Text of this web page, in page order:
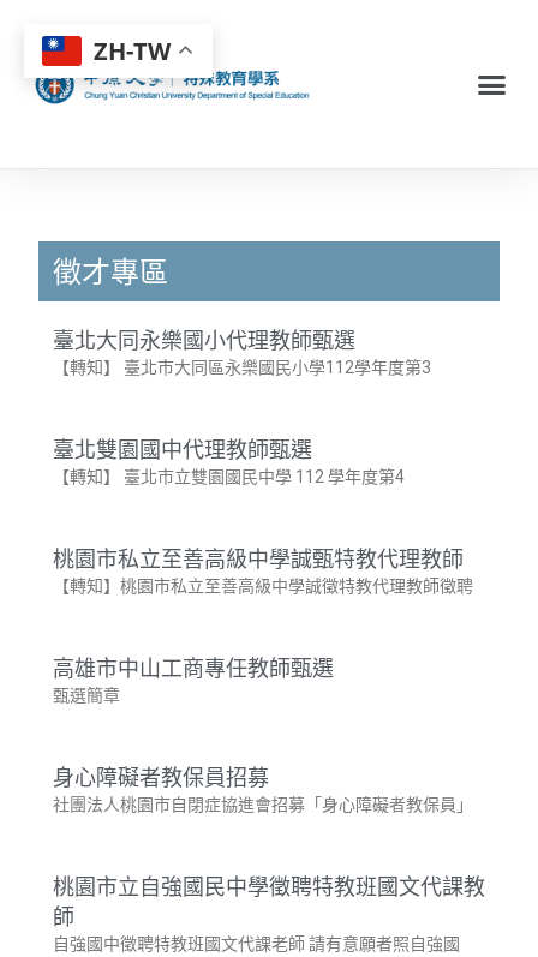
徵才專區
臺北大同永樂國小代理教師甄選
【轉知】 臺北市大同區永樂國民小學112學年度第3
臺北雙園國中代理教師甄選
【轉知】 臺北市立雙園國民中學 112 學年度第4
桃園市私立至善高級中學誠甄特教代理教師
【轉知】桃園市私立至善高級中學誠徵特教代理教師徵聘
高雄市中山工商專任教師甄選
甄選簡章
身心障礙者教保員招募
社團法人桃園市自閉症協進會招募「身心障礙者教保員」
桃園市立自強國民中學徵聘特教班國文代課教
師
自強國中徵聘特教班國文代課老師 請有意願者照自強國
ZH-TW